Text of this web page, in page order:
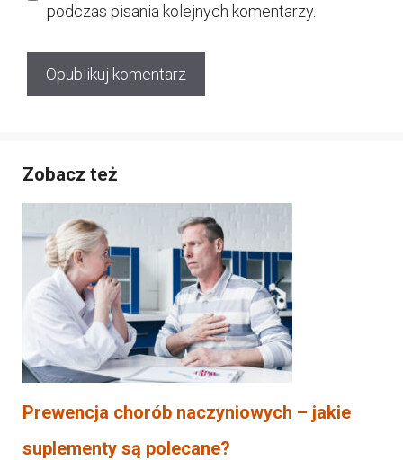
podczas pisania kolejnych komentarzy.
Zobacz też
Prewencja chorób naczyniowych – jakie
suplementy są polecane?